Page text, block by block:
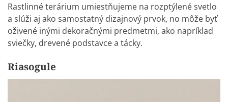
Rastlinné terárium umiestňujeme na rozptýlené svetlo
a slúži aj ako samostatný dizajnový prvok, no môže byť
oživené inými dekoračnými predmetmi, ako napríklad
sviečky, drevené podstavce a tácky.
Riasogule